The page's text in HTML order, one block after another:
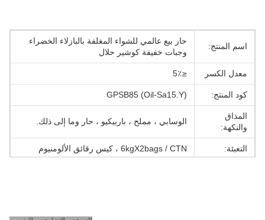
اسم المنتج:
حار بيع عالمي للشواء المغلفة بالبازلاء الخضراء
وجبات خفيفة كوشير حلال
معدل الكسر ≤5٪
كود المنتج: GPSB85 (Oil-Sa15.Y)
المذاق
والنكهة:
الوسابي ، مملح ، باربيكيو ، حار وما إلى ذلك.
التعبئة: 6kgX2bags / CTN ، كيس رقائق الألومنيوم